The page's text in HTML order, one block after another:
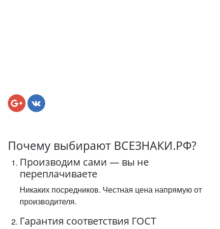
Почему выбирают ВСЕЗНАКИ.РФ?
Производим сами — вы не
переплачиваете
Никаких посредников. Честная цена напрямую от
производителя.
Гарантия соответствия ГОСТ